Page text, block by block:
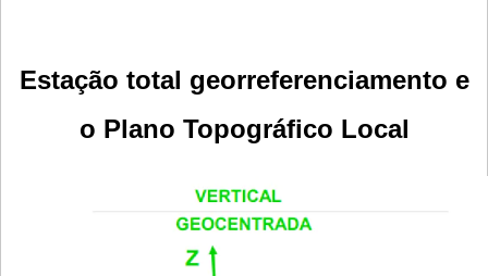
Estação total georreferenciamento e
o Plano Topográfico Local